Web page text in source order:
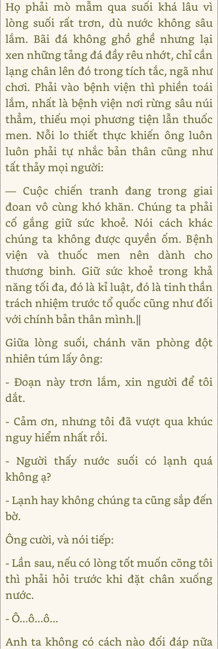
Họ phải mò mẫm qua suối khá lâu vì
lòng suối rất trơn, dù nước không sâu
lắm. Bãi đá không ghồ ghề nhưng lại
xen những tảng đá đầy rêu nhớt, chỉ cần
lạng chân lên đó trong tích tắc, ngã như
chơi. Phải vào bệnh viện thì phiền toái
lắm, nhất là bệnh viện nơi rừng sâu núi
thẳm, thiếu mọi phương tiện lẫn thuốc
men. Nỗi lo thiết thực khiến ông luôn
luôn phải tự nhắc bản thân cũng như
tất thảy mọi người:
― Cuộc chiến tranh đang trong giai
đoan vô cùng khó khăn. Chúng ta phải
cố gắng giữ sức khoẻ. Nói cách khác
chúng ta không được quyền ốm. Bệnh
viện và thuốc men nên dành cho
thương binh. Giữ sức khoẻ trong khả
năng tối đa, đó là kỉ luật, đó là tinh thần
trách nhiệm trước tổ quốc cũng như đối
với chính bản thân mình.‖
Giữa lòng suối, chánh văn phòng đột
nhiên túm lấy ông:
- Đoạn này trơn lắm, xin người để tôi
dắt.
- Cảm ơn, nhưng tôi đã vượt qua khúc
nguy hiểm nhất rồi.
- Người thấy nước suối có lạnh quá
không ạ?
- Lạnh hay không chúng ta cũng sắp đến
bờ.
Ông cười, và nói tiếp:
- Lần sau, nếu có lòng tốt muốn cõng tôi
thì phải hỏi trước khi đặt chân xuống
nước.
- Ô...ô...ô...
Anh ta không có cách nào đối đáp nữa